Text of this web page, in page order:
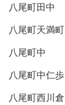
八尾町田中
八尾町天満町
八尾町中
八尾町中仁歩
八尾町西川倉